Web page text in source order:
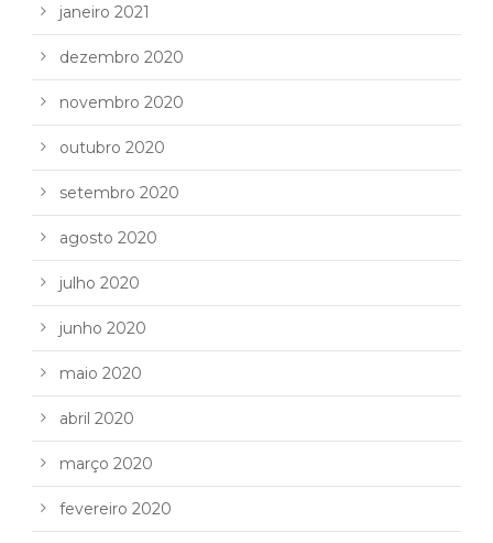
janeiro 2021
dezembro 2020
novembro 2020
outubro 2020
setembro 2020
agosto 2020
julho 2020
junho 2020
maio 2020
abril 2020
março 2020
fevereiro 2020